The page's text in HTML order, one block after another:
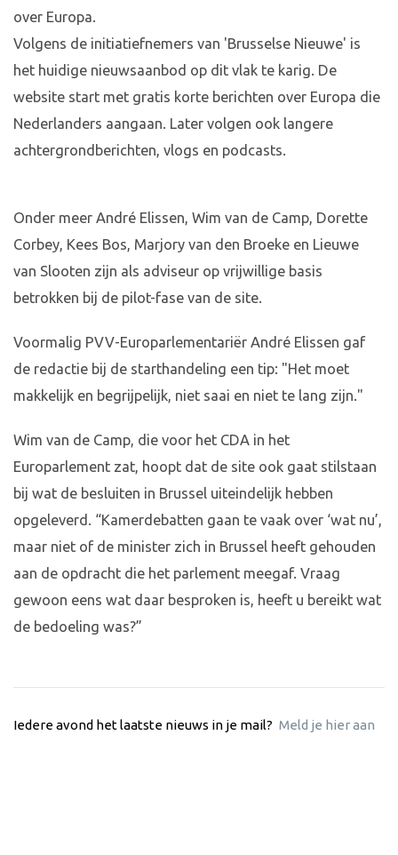
over Europa.
Volgens de initiatiefnemers van 'Brusselse Nieuwe' is
het huidige nieuwsaanbod op dit vlak te karig. De
website start met gratis korte berichten over Europa die
Nederlanders aangaan. Later volgen ook langere
achtergrondberichten, vlogs en podcasts.
Onder meer André Elissen, Wim van de Camp, Dorette
Corbey, Kees Bos, Marjory van den Broeke en Lieuwe
van Slooten zijn als adviseur op vrijwillige basis
betrokken bij de pilot-fase van de site.
Voormalig PVV-Europarlementariër André Elissen gaf
de redactie bij de starthandeling een tip: "Het moet
makkelijk en begrijpelijk, niet saai en niet te lang zijn."
Wim van de Camp, die voor het CDA in het
Europarlement zat, hoopt dat de site ook gaat stilstaan
bij wat de besluiten in Brussel uiteindelijk hebben
opgeleverd. “Kamerdebatten gaan te vaak over ‘wat nu’,
maar niet of de minister zich in Brussel heeft gehouden
aan de opdracht die het parlement meegaf. Vraag
gewoon eens wat daar besproken is, heeft u bereikt wat
de bedoeling was?”
Iedere avond het laatste nieuws in je mail? Meld je hier aan